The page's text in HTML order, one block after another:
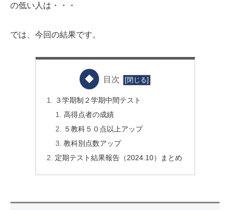
の低い人は・・・
では、今回の結果です。
目次
３学期制２学期中間テスト
高得点者の成績
５教科５０点以上アップ
教科別点数アップ
定期テスト結果報告（2024.10）まとめ